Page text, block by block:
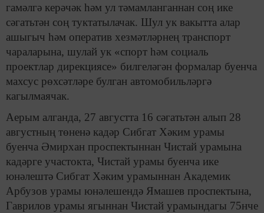
гамәлгә керәчәк һәм ул тәмамланганнан соң ике
сәгатьтән соң туктатылачак. Шул ук вакытта алар
ашыгыч һәм оператив хезмәтләрнең транспорт
чараларына, шулай ук «спорт һәм социаль
проектлар дирекциясе» билгеләгән формалар буенча
махсус рөхсәтләре булган автомобильләргә
кагылмаячак.
Аерым алганда, 27 августта 16 сәгатьтән алып 28
августның төненә кадәр Сибгат Хәким урамы
буенча Әмирхан проспектыннан Чистай урамына
кадәрге участокта, Чистай урамы буенча ике
юнәлештә Сибгат Хәким урамыннан Академик
Арбузов урамы юнәлешендә Ямашев проспектына,
Гаврилов урамы ягыннан Чистай урамындагы 75нче